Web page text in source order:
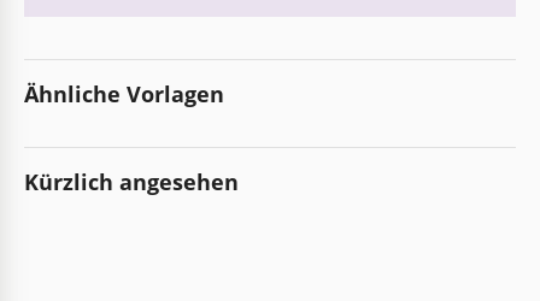
Ähnliche Vorlagen
Kürzlich angesehen